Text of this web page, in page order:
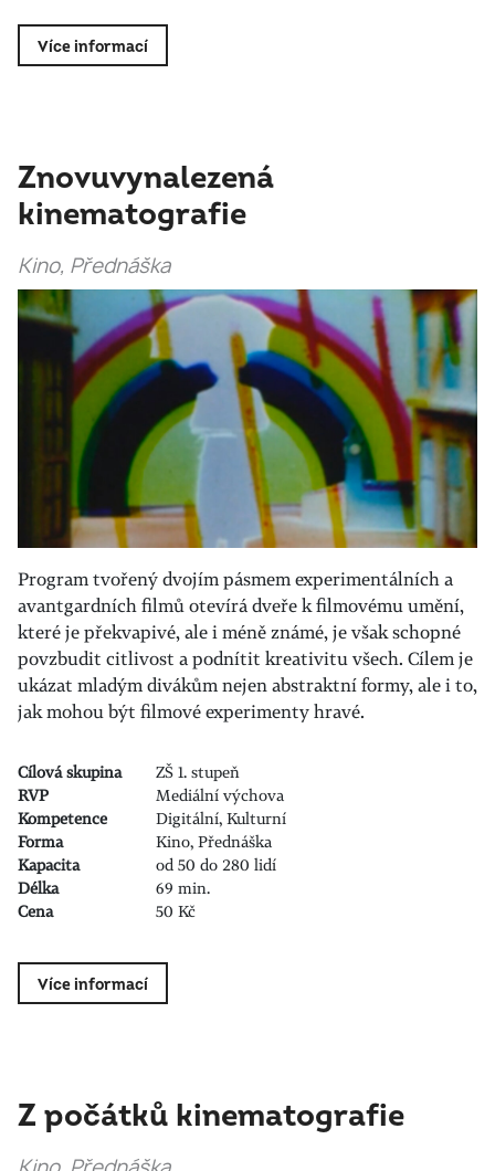
Více informací
Znovuvynalezená
kinematografie
Kino, Přednáška
Program tvořený dvojím pásmem experimentálních a
avantgardních filmů otevírá dveře k filmovému umění,
které je překvapivé, ale i méně známé, je však schopné
povzbudit citlivost a podnítit kreativitu všech. Cílem je
ukázat mladým divákům nejen abstraktní formy, ale i to,
jak mohou být filmové experimenty hravé.
Cílová skupina
ZŠ 1. stupeň
RVP
Mediální výchova
Kompetence
Digitální, Kulturní
Forma
Kino, Přednáška
Kapacita
od 50 do 280 lidí
Délka
69 min.
Cena
50 Kč
Více informací
Z počátků kinematografie